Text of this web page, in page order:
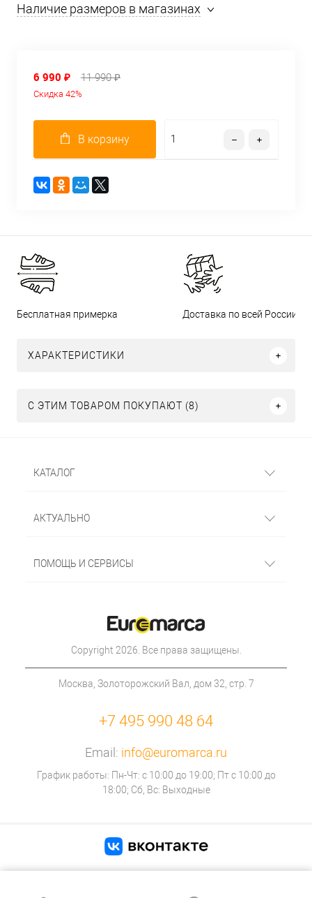
Наличие размеров в магазинах
6 990 ₽ 11 990 ₽
Скидка 42%
В корзину
Бесплатная примерка Доставка по всей России
ХАРАКТЕРИСТИКИ
С ЭТИМ ТОВАРОМ ПОКУПАЮТ (8)
КАТАЛОГ
АКТУАЛЬНО
ПОМОЩЬ И СЕРВИСЫ
Copyright 2026. Все права защищены.
Москва, Золоторожский Вал, дом 32, стр. 7
+7 495 990 48 64
Email: info@euromarca.ru
График работы: Пн-Чт: с 10:00 до 19:00; Пт с 10:00 до
18:00; Сб, Вс: Выходные